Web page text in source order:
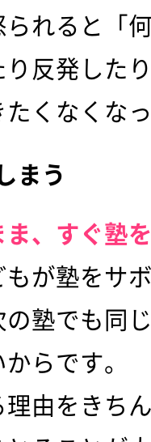
れると「
反発した
くなくな
まう
、すぐ塾
もが塾をサ
塾でも同
らです。
由をきち